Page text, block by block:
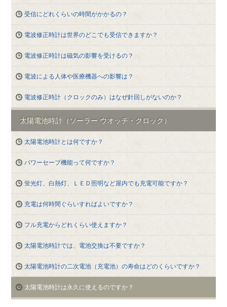
受信にどれくらいの時間がかかるの？
電波修正時計は世界のどこでも受信できますか？
電波修正時計は磁気の影響を受けるの？
電波による人体や医療機器への影響は？
電波修正時計（クロックのみ）はなぜ針回しがないのか？
太陽電池時計（ソーラー ウオッチ・クロック）
太陽電池時計とは何ですか？
パワーセーブ機能って何ですか？
蛍光灯、白熱灯、ＬＥＤ照明など屋内でも充電可能ですか？
充電は何時間ぐらいすればよいですか？
フル充電からどれくらい使えますか？
太陽電池時計では、電池交換は不要ですか？
太陽電池時計の二次電池（充電池）の寿命はどのくらいですか？
太陽電池時計は永久に使えるのですか？